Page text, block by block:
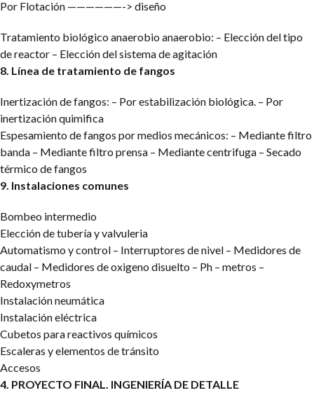
Por Flotación ——————-> diseño
Tratamiento biológico anaerobio anaerobio: – Elección del tipo
de reactor – Elección del sistema de agitación
8. Línea de tratamiento de fangos
Inertización de fangos: – Por estabilización biológica. – Por
inertización quimifica
Espesamiento de fangos por medios mecánicos: – Mediante filtro
banda – Mediante filtro prensa – Mediante centrifuga – Secado
térmico de fangos
9. Instalaciones comunes
Bombeo intermedio
Elección de tubería y valvuleria
Automatismo y control – Interruptores de nivel – Medidores de
caudal – Medidores de oxigeno disuelto – Ph – metros –
Redoxymetros
Instalación neumática
Instalación eléctrica
Cubetos para reactivos químicos
Escaleras y elementos de tránsito
Accesos
4. PROYECTO FINAL. INGENIERÍA DE DETALLE